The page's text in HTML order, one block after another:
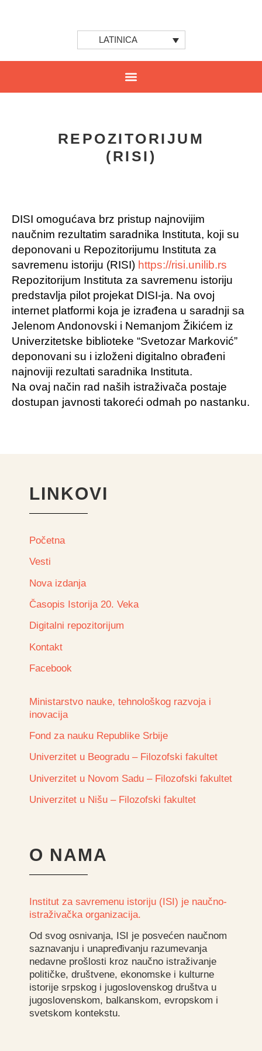
LATINICA
REPOZITORIJUM
(RISI)
DISI omogućava brz pristup najnovijim
naučnim rezultatim saradnika Instituta, koji su
deponovani u Repozitorijumu Instituta za
savremenu istoriju (RISI) https://risi.unilib.rs
Repozitorijum Instituta za savremenu istoriju
predstavlja pilot projekat DISI-ja. Na ovoj
internet platformi koja je izrađena u saradnji sa
Jelenom Andonovski i Nemanjom Žikićem iz
Univerzitetske biblioteke “Svetozar Marković”
deponovani su i izloženi digitalno obrađeni
najnoviji rezultati saradnika Instituta.
Na ovaj način rad naših istraživača postaje
dostupan javnosti takoreći odmah po nastanku.
LINKOVI
Početna
Vesti
Nova izdanja
Časopis Istorija 20. Veka
Digitalni repozitorijum
Kontakt
Facebook
Ministarstvo nauke, tehnološkog razvoja i
inovacija
Fond za nauku Republike Srbije
Univerzitet u Beogradu – Filozofski fakultet
Univerzitet u Novom Sadu – Filozofski fakultet
Univerzitet u Nišu – Filozofski fakultet
O NAMA
Institut za savremenu istoriju (ISI) je naučno-
istraživačka organizacija.
Od svog osnivanja, ISI je posvećen naučnom
saznavanju i unapređivanju razumevanja
nedavne prošlosti kroz naučno istraživanje
političke, društvene, ekonomske i kulturne
istorije srpskog i jugoslovenskog društva u
jugoslovenskom, balkanskom, evropskom i
svetskom kontekstu.